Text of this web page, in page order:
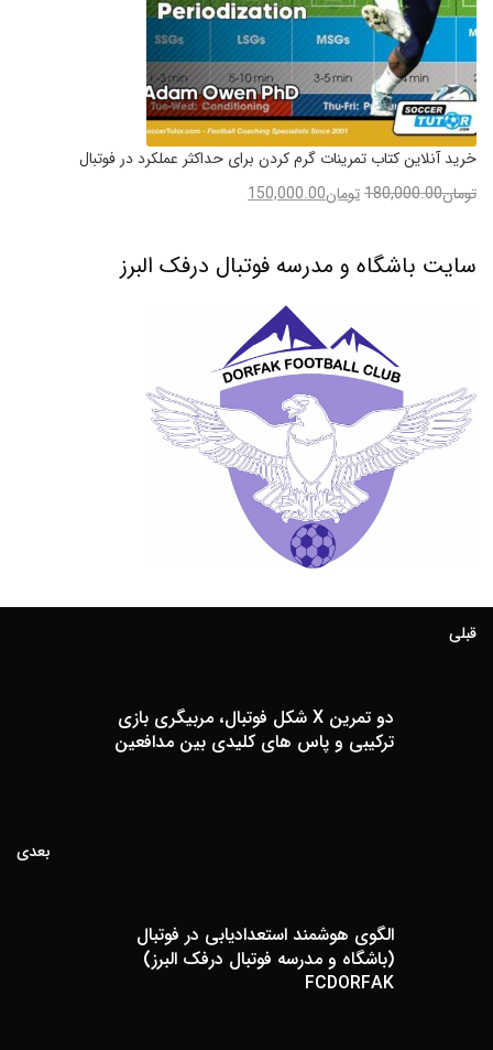
خرید آنلاین کتاب تمرینات گرم کردن برای حداکثر عملکرد در فوتبال
تومان180,000.00تومان150,000.00
سایت باشگاه و مدرسه فوتبال درفک البرز
قبلی
دو تمرین X شکل فوتبال، مربیگری بازی
ترکیبی و پاس های کلیدی بین مدافعین
بعدی
الگوی هوشمند استعدادیابی در فوتبال
(باشگاه و مدرسه فوتبال درفک البرز)
FCDORFAK